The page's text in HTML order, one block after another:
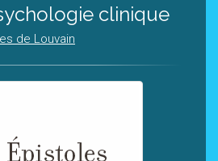
clinique
de Louvain